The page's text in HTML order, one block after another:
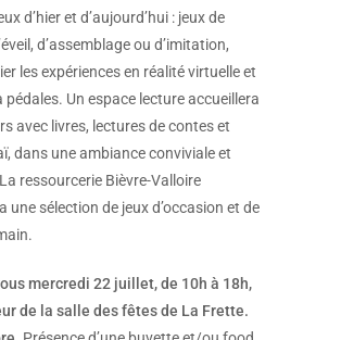
d’hier et d’aujourd’hui : jeux de
d’assemblage ou d’imitation,
les expériences en réalité virtuelle et
pédales. Un espace lecture accueillera
avec livres, lectures de contes et
dans une ambiance conviviale et
ressourcerie Bièvre-Valloire
une sélection de jeux d’occasion et de
mercredi 22 juillet, de 10h à 18h,
de la salle des fêtes de La Frette.